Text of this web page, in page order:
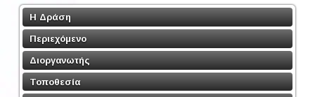
Η Δράση
Περιεχόμενο
Διοργανωτής
Τοποθεσία